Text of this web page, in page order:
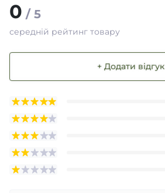
0 / 5
середній рейтинг товару
+ Додати відгук